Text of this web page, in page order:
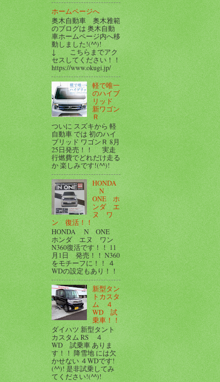
ホームページへ
奥木自動車 奥木雅範
のブログは 奥木自動
車ホームページ内へ移
動しました!(^^)!
↓ こちらまでアク
セスしてください！！
https://www.okugi.jp/
軽で唯一
のハイブ
リッド
新ワゴン
Ｒ
ついに スズキから 軽
自動車 では 初のハイ
ブリッド ワゴンＲ 8月
25日発売！！ 実走
行燃費でどれだけ走る
か 楽しみです!(^^)!
HONDA
N
ONE ホ
ンダ エ
ヌ ワ
ン 復活！！
HONDA N ONE
ホンダ エヌ ワン
N360復活です！！ 11
月1日 発売！！ N360
をモチーフに！！ ４
WDの設定もあり！！
新型タン
トカスタ
ム ４
WD 試
乗車！！
ダイハツ 新型タント
カスタム RS ４
WD 試乗車 ありま
す！！ 降雪地 には欠
かせない ４WDです!
(^^)! 是非試乗してみ
てください!(^^)!